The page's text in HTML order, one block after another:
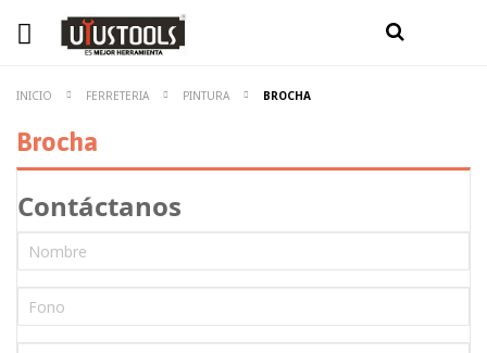
INICIO FERRETERIA PINTURA BROCHA
Brocha
Contáctanos